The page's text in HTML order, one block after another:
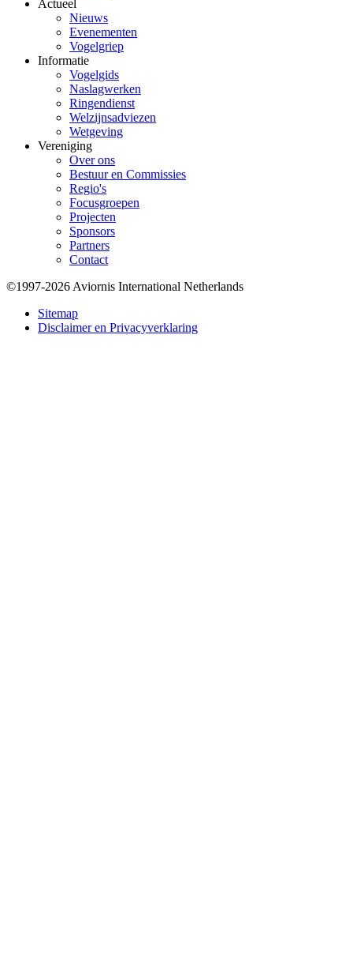
Actueel
Nieuws
Evenementen
Vogelgriep
Informatie
Vogelgids
Naslagwerken
Ringendienst
Welzijnsadviezen
Wetgeving
Vereniging
Over ons
Bestuur en Commissies
Regio's
Focusgroepen
Projecten
Sponsors
Partners
Contact
Bottom
©1997-2026 Aviornis International Netherlands
Sitemap
Disclaimer en Privacyverklaring